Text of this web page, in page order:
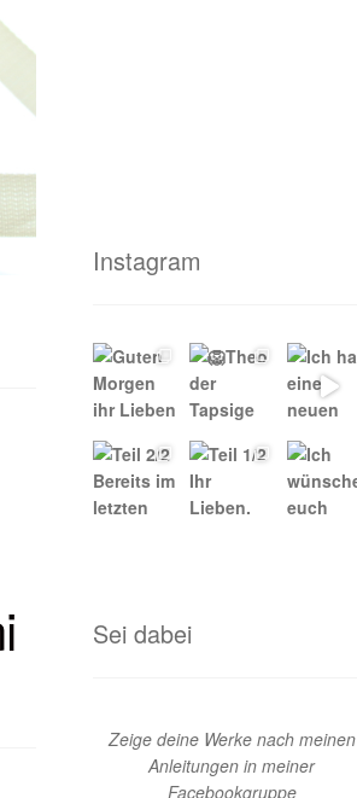
Instagram
Sei dabei
Zeige deine Werke nach meinen
Anleitungen in meiner
Facebookgruppe